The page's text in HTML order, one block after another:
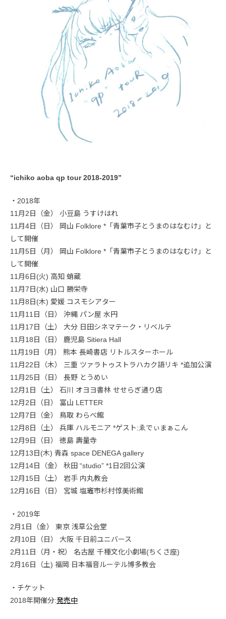
“ichiko aoba qp tour 2018-2019”
・2018年
11月2日（金） 小豆島 うすけはれ
11月4日（日） 岡山 Folklore *「青葉市子とうまのはなむけ」と
して開催
11月5日（月） 岡山 Folklore *「青葉市子とうまのはなむけ」と
して開催
11月6日(火) 高知 蛸蔵
11月7日(水) 山口 勝栄寺
11月8日(木) 愛媛 コスモシアター
11月11日（日） 沖縄 パン屋 水円
11月17日（土） 大分 日田シネマテーク・リベルテ
11月18日（日） 鹿児島 Sitiera Hall
11月19日（月） 熊本 長崎書店 リトルスターホール
11月22日（木） 三重 ツァラトゥストラハカク語リキ *追加公演
11月25日（日） 長野 とうめい
12月1日（土） 石川 オヨヨ書林 せせらぎ通り店
12月2日（日） 富山 LETTER
12月7日（金） 鳥取 わらべ館
12月8日（土） 兵庫 ハルモニア *ゲスト:ゑでぃまぁこん
12月9日（日） 徳島 壽量寺
12月13日(木) 青森 space DENEGA gallery
12月14日（金） 秋田 “studio” *1日2回公演
12月15日（土） 岩手 内丸教会
12月16日（日） 宮城 塩竈市杉村惇美術館
・2019年
2月1日（金） 東京 浅草公会堂
2月10日（日） 大阪 千日前ユニバース
2月11日（月・祝） 名古屋 千種文化小劇場(ちくさ座)
2月16日（土) 福岡 日本福音ルーテル博多教会
・チケット
2018年開催分:発売中